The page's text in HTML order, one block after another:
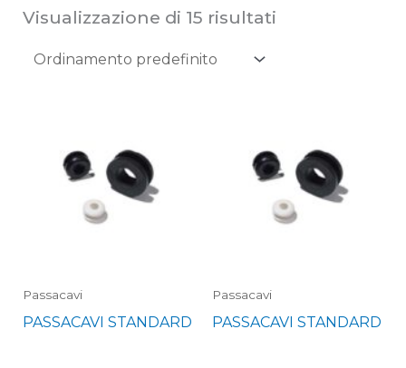
Visualizzazione di 15 risultati
Passacavi
PASSACAVI STANDARD
Passacavi
PASSACAVI STANDARD